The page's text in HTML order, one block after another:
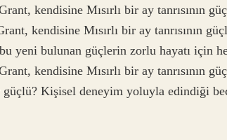
kendisine Mısırlı bir ay tanrısının
kendisine Mısırlı bir ay tanrısının
yeni bulunan güçlerin zorlu hayatı için
kendisine Mısırlı bir ay tanrısının
Kişisel deneyim yoluyla edindiği